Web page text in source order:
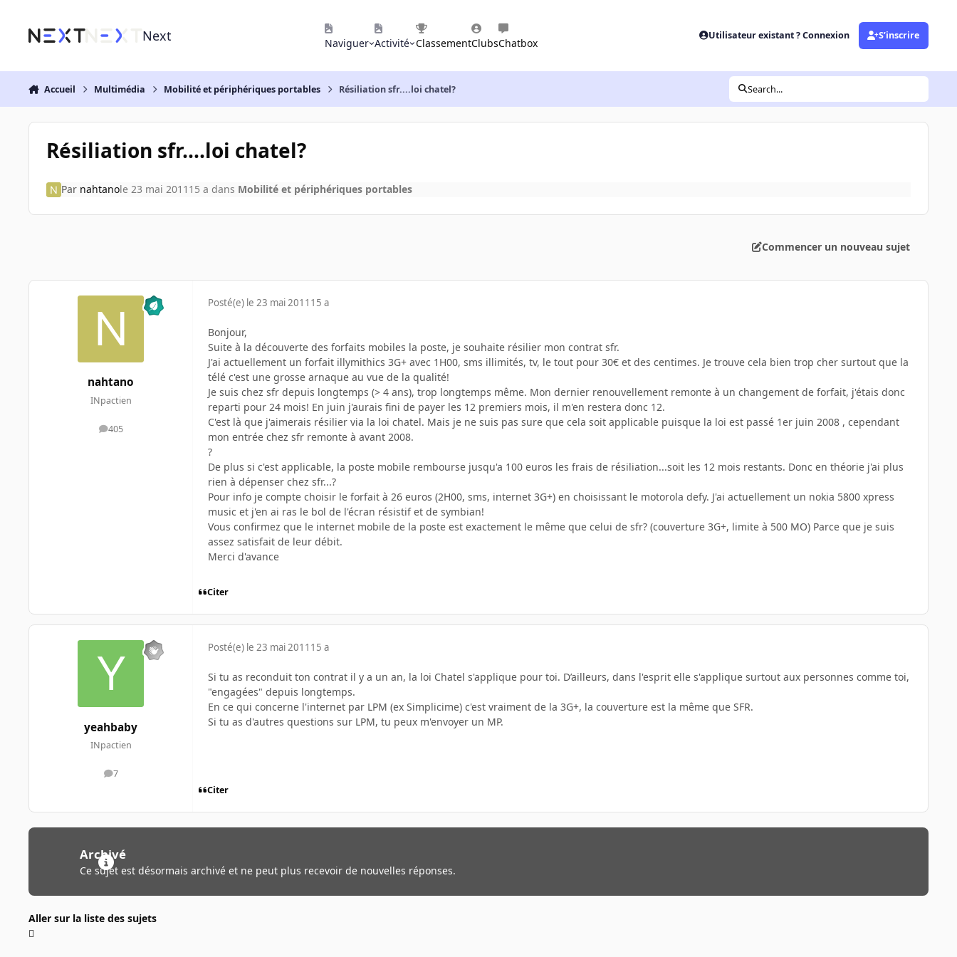
Next Naviguer Activité ClassementClubsChatbox
Utilisateur existant ? Connexion S’inscrire
Accueil Multimédia Mobilité et périphériques portables Résiliation sfr....loi chatel? Search...
Résiliation sfr....loi chatel?
Par nahtanole 23 mai 2011 15 a dans Mobilité et périphériques portables
Commencer un nouveau sujet
nahtano
INpactien
405
messages
Posté(e) le 23 mai 2011 15 a
Bonjour,
Suite à la découverte des forfaits mobiles la poste, je souhaite résilier mon contrat sfr.
J'ai actuellement un forfait illymithics 3G+ avec 1H00, sms illimités, tv, le tout pour 30€ et des centimes. Je trouve cela bien trop cher surtout que la
télé c'est une grosse arnaque au vue de la qualité!
Je suis chez sfr depuis longtemps (> 4 ans), trop longtemps même. Mon dernier renouvellement remonte à un changement de forfait, j'étais donc
reparti pour 24 mois! En juin j'aurais fini de payer les 12 premiers mois, il m'en restera donc 12.
C'est là que j'aimerais résilier via la loi chatel. Mais je ne suis pas sure que cela soit applicable puisque la loi est passé 1er juin 2008 , cependant
mon entrée chez sfr remonte à avant 2008.
?
De plus si c'est applicable, la poste mobile rembourse jusqu'a 100 euros les frais de résiliation...soit les 12 mois restants. Donc en théorie j'ai plus
rien à dépenser chez sfr...?
Pour info je compte choisir le forfait à 26 euros (2H00, sms, internet 3G+) en choisissant le motorola defy. J'ai actuellement un nokia 5800 xpress
music et j'en ai ras le bol de l'écran résistif et de symbian!
Vous confirmez que le internet mobile de la poste est exactement le même que celui de sfr? (couverture 3G+, limite à 500 MO) Parce que je suis
assez satisfait de leur débit.
Merci d'avance
Citer
yeahbaby
INpactien
7
messages
Posté(e) le 23 mai 2011 15 a
Si tu as reconduit ton contrat il y a un an, la loi Chatel s'applique pour toi. D’ailleurs, dans l'esprit elle s'applique surtout aux personnes comme toi,
"engagées" depuis longtemps.
En ce qui concerne l'internet par LPM (ex Simplicime) c'est vraiment de la 3G+, la couverture est la même que SFR.
Si tu as d'autres questions sur LPM, tu peux m'envoyer un MP.
Citer
Archivé
Ce sujet est désormais archivé et ne peut plus recevoir de nouvelles réponses.
Aller sur la liste des sujets